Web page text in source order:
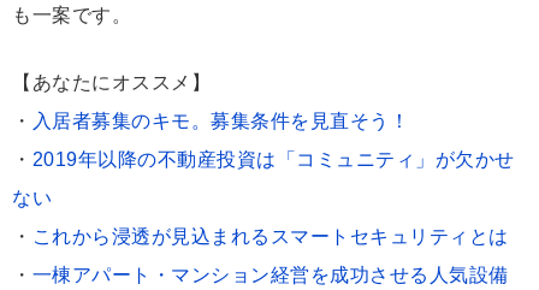
も一案です。
【あなたにオススメ】
・ 入居者募集のキモ。募集条件を見直そう！
・ 2019年以降の不動産投資は「コミュニティ」が欠かせ
ない
・ これから浸透が見込まれるスマートセキュリティとは
・ 一棟アパート・マンション経営を成功させる人気設備